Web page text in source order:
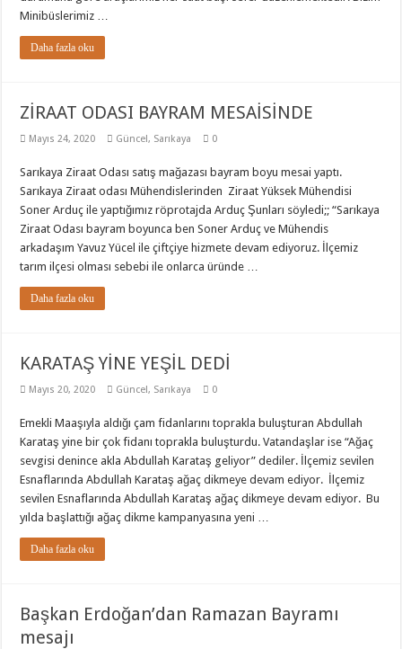
Minibüslerimiz …
Daha fazla oku
ZİRAAT ODASI BAYRAM MESAİSİNDE
Mayıs 24, 2020 Güncel, Sarıkaya 0
Sarıkaya Ziraat Odası satış mağazası bayram boyu mesai yaptı.
Sarıkaya Ziraat odası Mühendislerinden Ziraat Yüksek Mühendisi
Soner Arduç ile yaptığımız röprotajda Arduç Şunları söyledi;; “Sarıkaya
Ziraat Odası bayram boyunca ben Soner Arduç ve Mühendis
arkadaşım Yavuz Yücel ile çiftçiye hizmete devam ediyoruz. İlçemiz
tarım ilçesi olması sebebi ile onlarca üründe …
Daha fazla oku
KARATAŞ YİNE YEŞİL DEDİ
Mayıs 20, 2020 Güncel, Sarıkaya 0
Emekli Maaşıyla aldığı çam fidanlarını toprakla buluşturan Abdullah
Karataş yine bir çok fidanı toprakla buluşturdu. Vatandaşlar ise “Ağaç
sevgisi denince akla Abdullah Karataş geliyor” dediler. İlçemiz sevilen
Esnaflarında Abdullah Karataş ağaç dikmeye devam ediyor. İlçemiz
sevilen Esnaflarında Abdullah Karataş ağaç dikmeye devam ediyor. Bu
yılda başlattığı ağaç dikme kampanyasına yeni …
Daha fazla oku
Başkan Erdoğan’dan Ramazan Bayramı
mesajı